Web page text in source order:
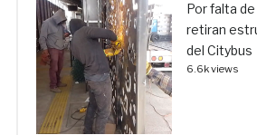
Por falta
retiran
del Citybus
6.6k views